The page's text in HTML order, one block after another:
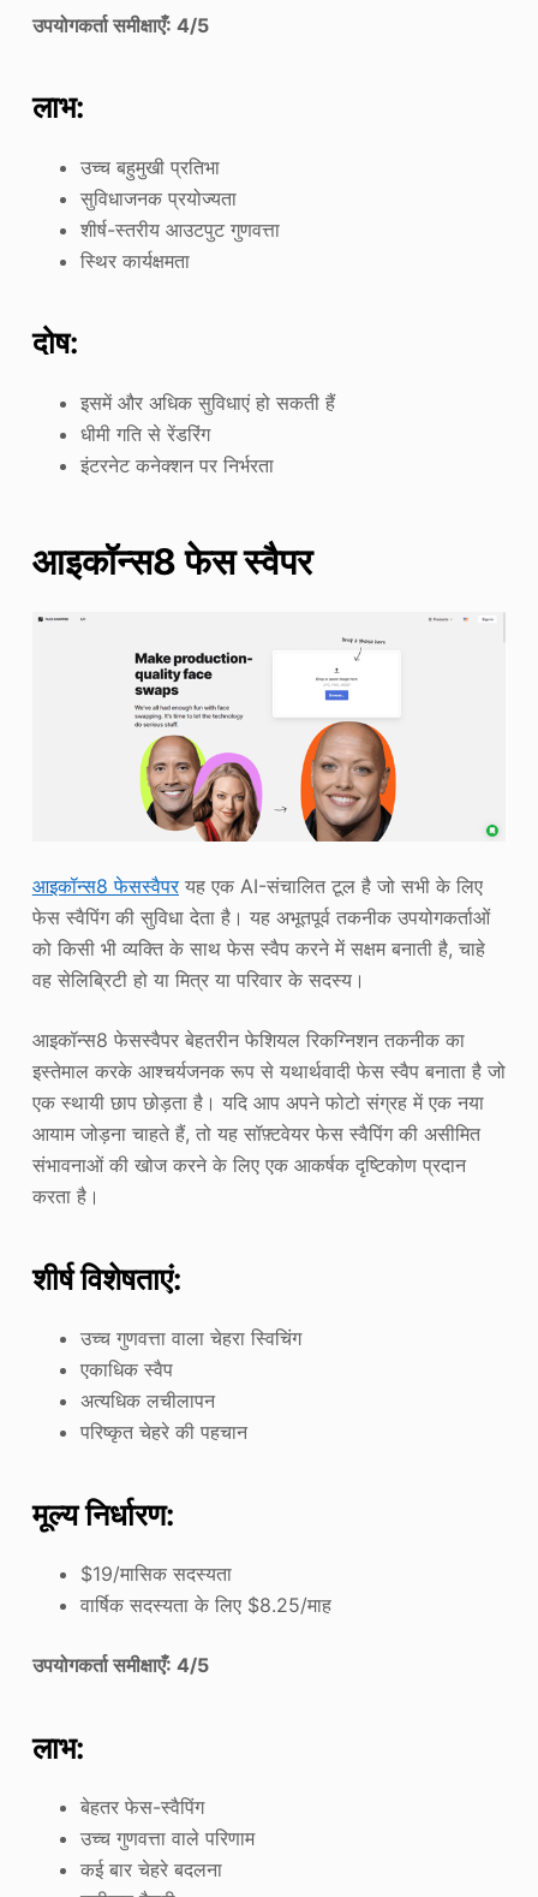
उपयोगकर्ता समीक्षाएँ: 4/5
लाभ:
उच्च बहुमुखी प्रतिभा
सुविधाजनक प्रयोज्यता
शीर्ष-स्तरीय आउटपुट गुणवत्ता
स्थिर कार्यक्षमता
दोष:
इसमें और अधिक सुविधाएं हो सकती हैं
धीमी गति से रेंडरिंग
इंटरनेट कनेक्शन पर निर्भरता
आइकॉन्स8 फेस स्वैपर
आइकॉन्स8 फेसस्वैपरयह एक AI-संचालित टूल है जो सभी के लिए
फेस स्वैपिंग की सुविधा देता है। यह अभूतपूर्व तकनीक उपयोगकर्ताओं
को किसी भी व्यक्ति के साथ फेस स्वैप करने में सक्षम बनाती है, चाहे
वह सेलिब्रिटी हो या मित्र या परिवार के सदस्य।
आइकॉन्स8 फेसस्वैपर बेहतरीन फेशियल रिकग्निशन तकनीक का
इस्तेमाल करके आश्चर्यजनक रूप से यथार्थवादी फेस स्वैप बनाता है जो
एक स्थायी छाप छोड़ता है। यदि आप अपने फोटो संग्रह में एक नया
आयाम जोड़ना चाहते हैं, तो यह सॉफ़्टवेयर फेस स्वैपिंग की असीमित
संभावनाओं की खोज करने के लिए एक आकर्षक दृष्टिकोण प्रदान
करता है।
शीर्ष विशेषताएं:
उच्च गुणवत्ता वाला चेहरा स्विचिंग
एकाधिक स्वैप
अत्यधिक लचीलापन
परिष्कृत चेहरे की पहचान
मूल्य निर्धारण:
$19/मासिक सदस्यता
वार्षिक सदस्यता के लिए $8.25/माह
उपयोगकर्ता समीक्षाएँ: 4/5
लाभ:
बेहतर फेस-स्वैपिंग
उच्च गुणवत्ता वाले परिणाम
कई बार चेहरे बदलना